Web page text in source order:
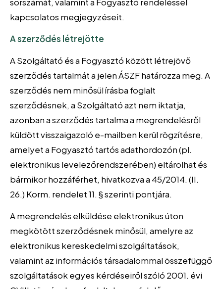
kapcsolatos megjegyzéseit.
A szerződés létrejötte
A Szolgáltató és a Fogyasztó között létrejövő
szerződés tartalmát a jelen ÁSZF határozza meg. A
szerződés nem minősül írásba foglalt
szerződésnek, a Szolgáltató azt nem iktatja,
azonban a szerződés tartalma a megrendelésről
küldött visszaigazoló e-mailben kerül rögzítésre,
amelyet a Fogyasztó tartós adathordozón (pl.
elektronikus levelezőrendszerében) eltárolhat és
bármikor hozzáférhet, hivatkozva a 45/2014. (II.
26.) Korm. rendelet 11. § szerinti pontjára.
A megrendelés elküldése elektronikus úton
megkötött szerződésnek minősül, amelyre az
elektronikus kereskedelmi szolgáltatások,
valamint az információs társadalommal összefüggő
szolgáltatások egyes kérdéseiről szóló 2001. évi